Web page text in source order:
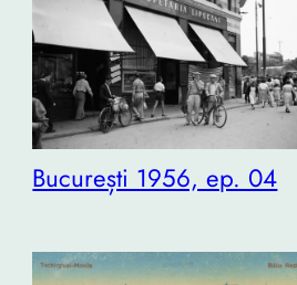
București 1956, ep. 04